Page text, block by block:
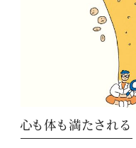
心も体も満たされる